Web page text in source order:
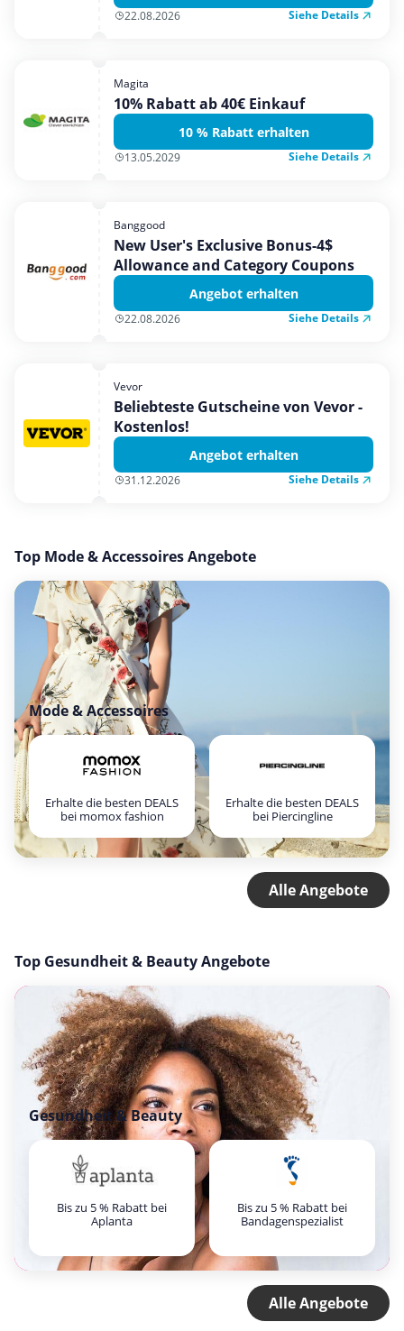
22.08.2026 Siehe Details
Magita
10% Rabatt ab 40€ Einkauf
10 % Rabatt erhalten
13.05.2029 Siehe Details
Banggood
New User's Exclusive Bonus-4$
Allowance and Category Coupons
Angebot erhalten
22.08.2026 Siehe Details
Vevor
Beliebteste Gutscheine von Vevor -
Kostenlos!
Angebot erhalten
31.12.2026 Siehe Details
Top Mode & Accessoires Angebote
Mode & Accessoires
Erhalte die besten DEALS
bei momox fashion
Erhalte die besten DEALS
bei Piercingline
Alle Angebote
Top Gesundheit & Beauty Angebote
Gesundheit & Beauty
Bis zu 5 % Rabatt bei
Aplanta
Bis zu 5 % Rabatt bei
Bandagenspezialist
Alle Angebote